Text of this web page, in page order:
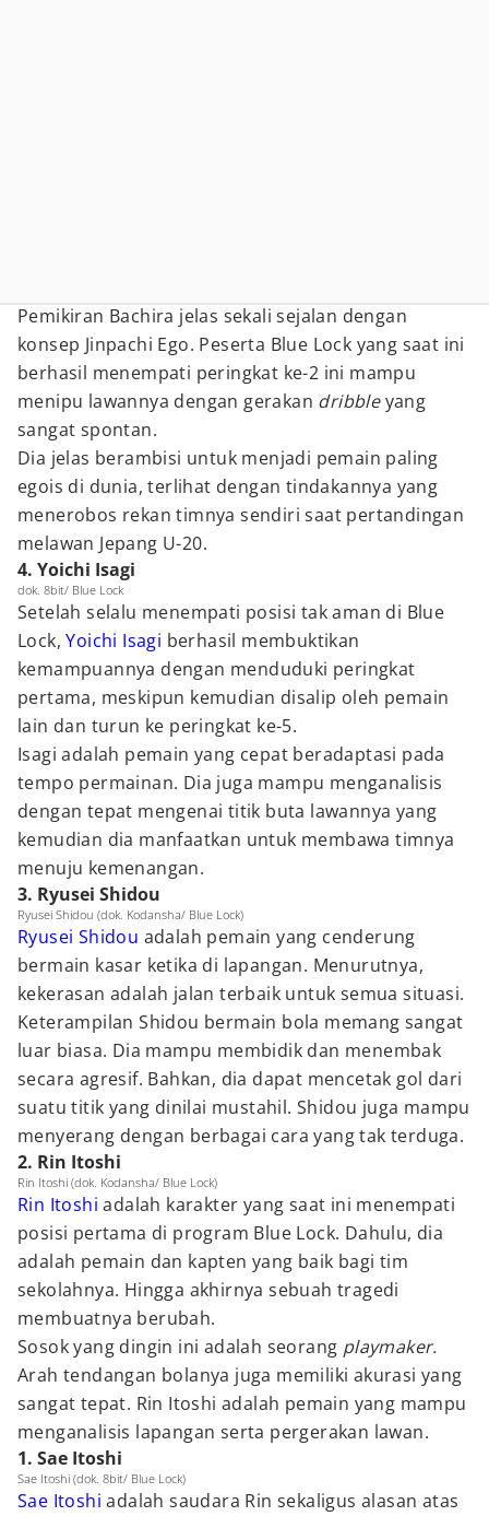
Pemikiran Bachira jelas sekali sejalan dengan
konsep Jinpachi Ego. Peserta Blue Lock yang saat ini
berhasil menempati peringkat ke-2 ini mampu
menipu lawannya dengan gerakan dribbleyang
sangat spontan.
Dia jelas berambisi untuk menjadi pemain paling
egois di dunia, terlihat dengan tindakannya yang
menerobos rekan timnya sendiri saat pertandingan
melawan Jepang U-20.
4. Yoichi Isagi
dok. 8bit/ Blue Lock
Setelah selalu menempati posisi tak aman di Blue
Lock,Yoichi Isagi berhasil membuktikan
kemampuannya dengan menduduki peringkat
pertama, meskipun kemudian disalip oleh pemain
lain dan turun ke peringkat ke-5.
Isagi adalah pemain yang cepat beradaptasi pada
tempo permainan. Dia juga mampu menganalisis
dengan tepat mengenai titik buta lawannya yang
kemudian dia manfaatkan untuk membawa timnya
menuju kemenangan.
3. Ryusei Shidou
Ryusei Shidou (dok. Kodansha/ Blue Lock)
Ryusei Shidou adalah pemain yang cenderung
bermain kasar ketika di lapangan. Menurutnya,
kekerasan adalah jalan terbaik untuk semua situasi.
Keterampilan Shidou bermain bola memang sangat
luar biasa. Dia mampu membidik dan menembak
secara agresif. Bahkan, dia dapat mencetak gol dari
suatu titik yang dinilai mustahil. Shidou juga mampu
menyerang dengan berbagai cara yang tak terduga.
2. Rin Itoshi
Rin Itoshi (dok. Kodansha/ Blue Lock)
Rin Itoshi adalah karakter yang saat ini menempati
posisi pertama di program Blue Lock. Dahulu, dia
adalah pemain dan kapten yang baik bagi tim
sekolahnya. Hingga akhirnya sebuah tragedi
membuatnya berubah.
Sosok yang dingin ini adalah seorang playmaker.
Arah tendangan bolanya juga memiliki akurasi yang
sangat tepat. Rin Itoshi adalah pemain yang mampu
menganalisis lapangan serta pergerakan lawan.
1. Sae Itoshi
Sae Itoshi (dok. 8bit/ Blue Lock)
Sae Itoshi adalah saudara Rin sekaligus alasan atas